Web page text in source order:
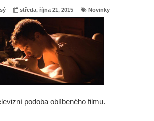
středa, října 21, 2015 Novinky
podoba oblíbeného filmu.